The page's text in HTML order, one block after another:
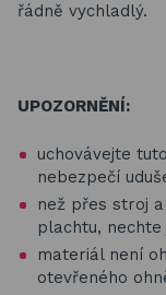
řádně vychladlý.
UPOZORNĚNÍ:
uchovávejte
nebezpečí
než přes stroj
plachtu,
materiál není
otevřeného